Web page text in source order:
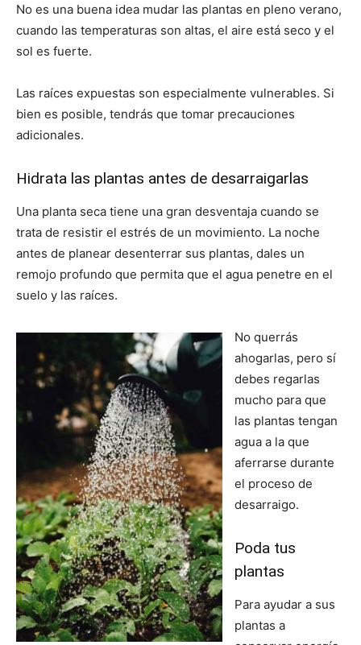
No es una buena idea mudar las plantas en pleno verano,
cuando las temperaturas son altas, el aire está seco y el
sol es fuerte.
Las raíces expuestas son especialmente vulnerables. Si
bien es posible, tendrás que tomar precauciones
adicionales.
Hidrata las plantas antes de desarraigarlas
Una planta seca tiene una gran desventaja cuando se
trata de resistir el estrés de un movimiento. La noche
antes de planear desenterrar sus plantas, dales un
remojo profundo que permita que el agua penetre en el
suelo y las raíces.
No querrás
ahogarlas, pero sí
debes regarlas
mucho para que
las plantas tengan
agua a la que
aferrarse durante
el proceso de
desarraigo.
Poda tus
plantas
Para ayudar a sus
plantas a